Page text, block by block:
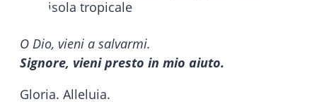
O Dio, vieni a salvarmi.
Signore, vieni presto in mio aiuto.
Gloria. Alleluia.